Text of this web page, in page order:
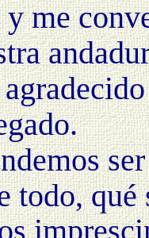
me
ser
todo,